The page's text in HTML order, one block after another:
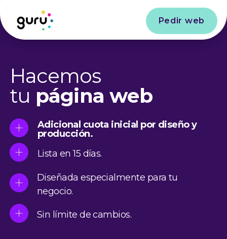
Pedir web
Hacemos
tu página web
Adicional cuota inicial por diseño y
producción.
Lista en 15 días.
Diseñada especialmente para tu
negocio.
Sin límite de cambios.